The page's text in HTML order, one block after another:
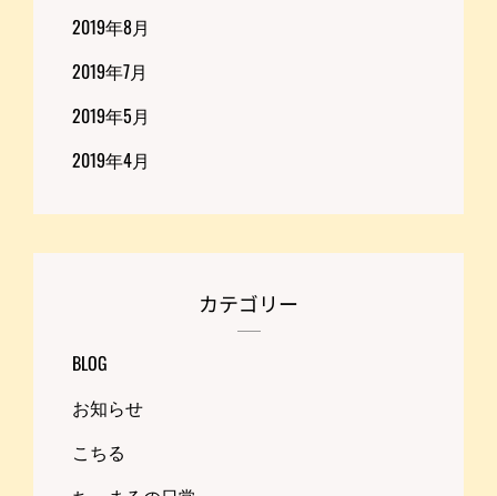
2019年8月
2019年7月
2019年5月
2019年4月
カテゴリー
BLOG
お知らせ
こちる